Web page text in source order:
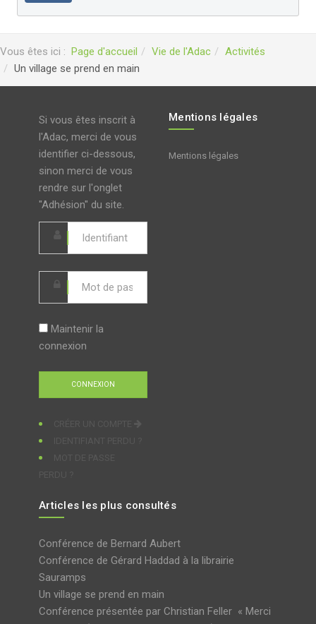
Vous êtes ici : Page d'accueil Vie de l'Adac
Activités
Un village se prend en main
Si vous êtes inscrit à
l'Adac, merci de vous
identifier ci-dessous,
sinon merci de vous
rendre sur l'onglet
"Adhésion" du site.
Maintenir la
connexion
Mentions légales
Mentions légales
Articles les plus consultés
Conférence de Bernard Aubert
Conférence de Gérard Haddad à la librairie
Sauramps
Un village se prend en main
Conférence présentée par Christian Feller « Merci